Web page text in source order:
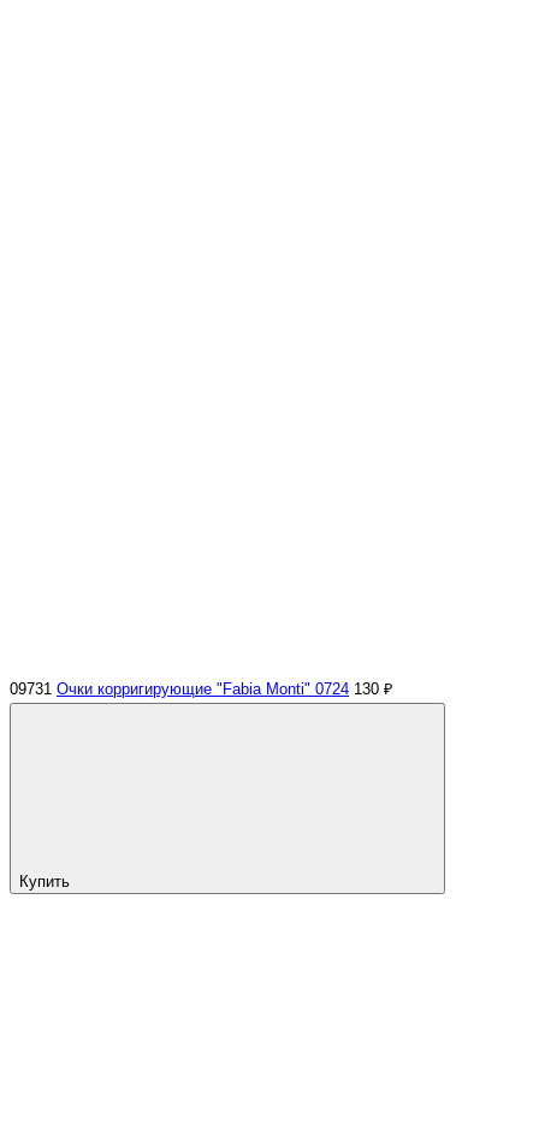
09731 Очки корригирующие "Fabia Monti" 0724 130 ₽
Купить